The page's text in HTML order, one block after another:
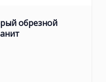
обрезной